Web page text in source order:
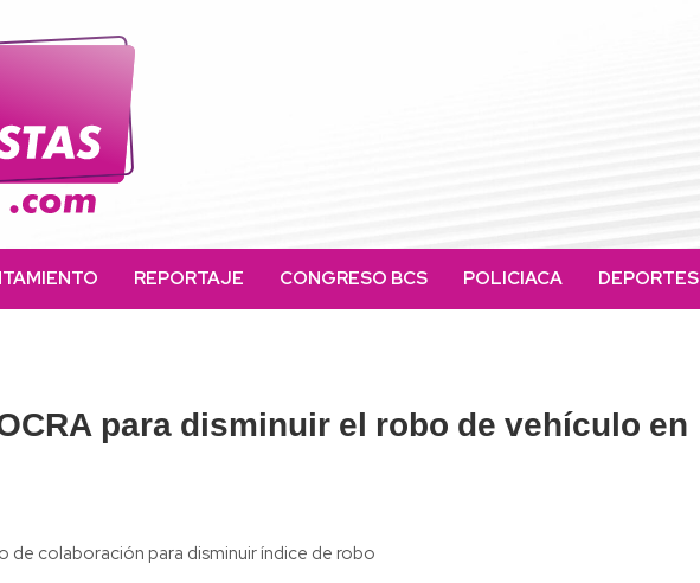
REPORTAJE CONGRESO BCS POLICIACA DEPORTES
para disminuir el robo de vehículo en
de colaboración para disminuir índice de robo